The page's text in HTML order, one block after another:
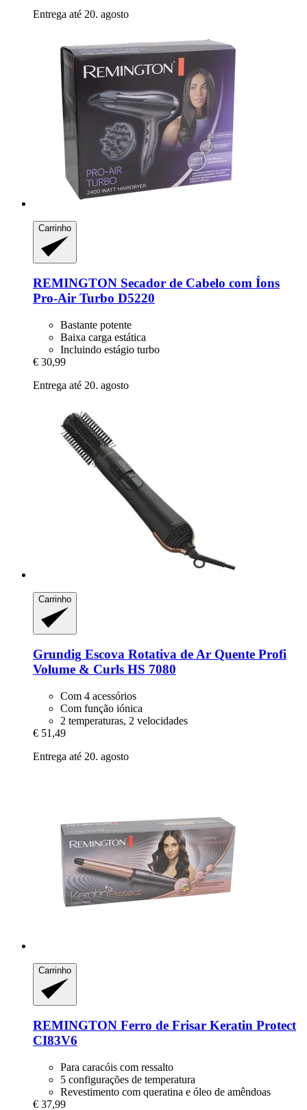
Entrega até 20. agosto
Carrinho
REMINGTON Secador de Cabelo com Íons
Pro-​Air Turbo D5220
Bastante potente
Baixa carga estática
Incluindo estágio turbo
€ 30,99
Entrega até 20. agosto
Carrinho
Grundig Escova Rotativa de Ar Quente Profi
Volume & Curls HS 7080
Com 4 acessórios
Com função iónica
2 temperaturas, 2 velocidades
€ 51,49
Entrega até 20. agosto
Carrinho
REMINGTON Ferro de Frisar Keratin Protect
CI83V6
Para caracóis com ressalto
5 configurações de temperatura
Revestimento com queratina e óleo de amêndoas
€ 37,99